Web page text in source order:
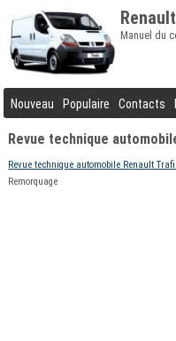
Manuel du
Nouveau Populaire Contacts
Revue technique
Revue technique automobile Renault
Remorquage